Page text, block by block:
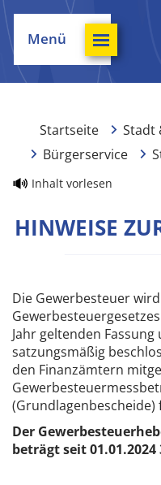
Menü
Startseite Stadt
Bürgerservice
Inhalt vorlesen
HINWEISE
Die Gewerbesteuer
Jahr geltenden
satzungsmäßig
den Finanzämtern
Der
beträgt seit 01.01.2024